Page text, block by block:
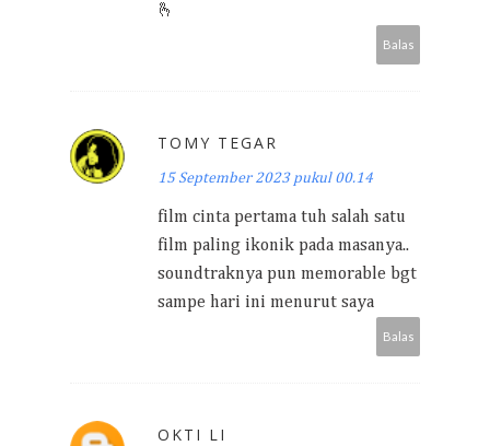
🫰
Balas
TOMY TEGAR
15 September 2023 pukul 00.14
film cinta pertama tuh salah satu
film paling ikonik pada masanya..
soundtraknya pun memorable bgt
sampe hari ini menurut saya
Balas
OKTI LI